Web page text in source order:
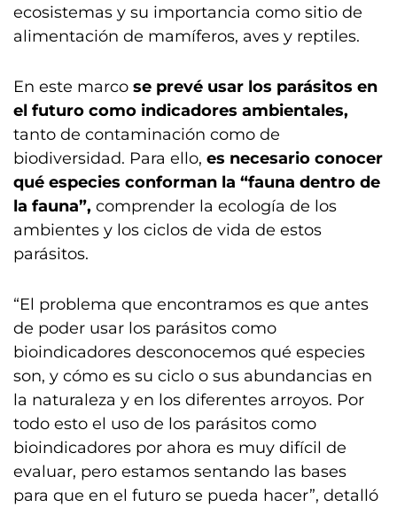
ecosistemas y su importancia como sitio de
alimentación de mamíferos, aves y reptiles.
En este marco se prevé usar los parásitos en
el futuro como indicadores ambientales,
tanto de contaminación como de
biodiversidad. Para ello, es necesario conocer
qué especies conforman la “fauna dentro de
la fauna”, comprender la ecología de los
ambientes y los ciclos de vida de estos
parásitos.
“El problema que encontramos es que antes
de poder usar los parásitos como
bioindicadores desconocemos qué especies
son, y cómo es su ciclo o sus abundancias en
la naturaleza y en los diferentes arroyos. Por
todo esto el uso de los parásitos como
bioindicadores por ahora es muy difícil de
evaluar, pero estamos sentando las bases
para que en el futuro se pueda hacer”, detalló